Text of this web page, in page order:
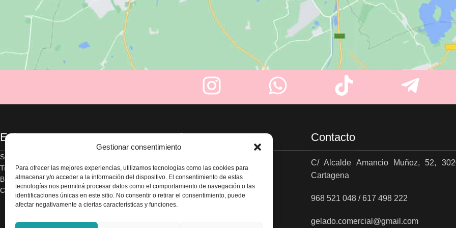
Gestionar consentimiento
Para ofrecer las mejores experiencias, utilizamos tecnologías como las cookies para
almacenar y/o acceder a la información del dispositivo. El consentimiento de estas
tecnologías nos permitirá procesar datos como el comportamiento de navegación o las
identificaciones únicas en este sitio. No consentir o retirar el consentimiento, puede
afectar negativamente a ciertas características y funciones.
Enlaces
Sobre nosotros
Tienda
Blog
Contacte con nosotros
Legal
Política de privacidad
Términos y condiciones
Envío y devoluciones
Accesibilidad
Contacto
C/ Alcalde Amancio Muñoz, 52,
Cartagena
968 521 048 / 617 498 222
gelado.comercial@gmail.com